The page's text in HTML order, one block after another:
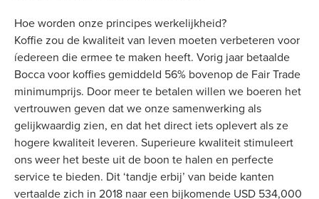
Hoe worden onze principes werkelijkheid?
Koffie zou de kwaliteit van leven moeten verbeteren voor
íedereen die ermee te maken heeft. Vorig jaar betaalde
Bocca voor koffies gemiddeld 56% bovenop de Fair Trade
minimumprijs. Door meer te betalen willen we boeren het
vertrouwen geven dat we onze samenwerking als
gelijkwaardig zien, en dat het direct iets oplevert als ze
hogere kwaliteit leveren. Superieure kwaliteit stimuleert
ons weer het beste uit de boon te halen en perfecte
service te bieden. Dit ‘tandje erbij’ van beide kanten
vertaalde zich in 2018 naar een bijkomende USD 534,000